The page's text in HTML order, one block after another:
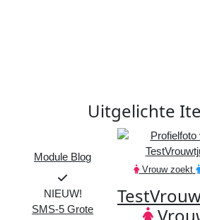
Uitgelichte
Module Blog
Dit product is onlangs
NIEUW!
SMS-5 Grote
Vrouw zoekt